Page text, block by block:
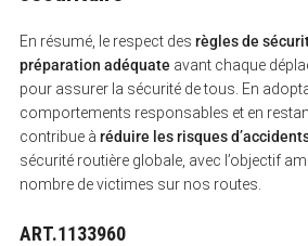
En résumé, le respect des règles de
préparation adéquate avant chaque
pour assurer la sécurité de tous. En
comportements responsables et en
contribue à réduire les risques
sécurité routière globale, avec l’objectif
nombre de victimes sur nos routes.
ART.1133960